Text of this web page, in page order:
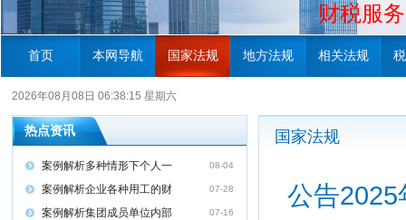
财税服
首页 本网导航 国家法规 地方法规 相关法规
2026年08月08日 06:38:16 星期六
热点资讯
案例解析多种情形下个人一 08-04
案例解析企业各种用工的财 07-28
案例解析集团成员单位内部 07-16
国家法规
公告2025